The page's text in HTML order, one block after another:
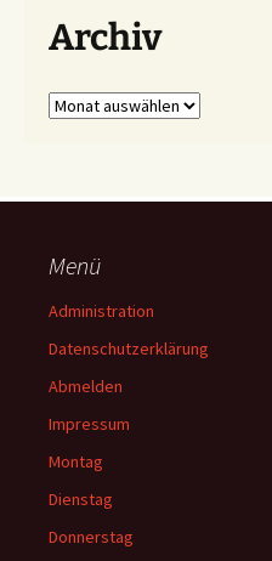
Archiv
Archiv
Menü
Administration
Datenschutzerklärung
Abmelden
Impressum
Montag
Dienstag
Donnerstag